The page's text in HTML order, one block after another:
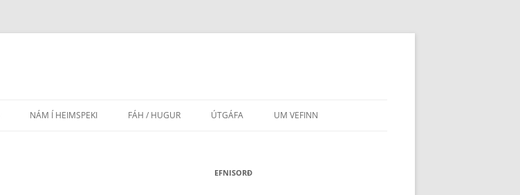
NÁM Í HEIMSPEKI FÁH / HUGUR
LEIÐBEININGAR FYRIR HÖFUNDA
ÚTGÁFA UM VEFINN
EFNISORÐ